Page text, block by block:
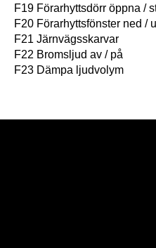
F19 Förarhyttsdörr öppna /
F20 Förarhyttsfönster ned /
F21 Järnvägsskarvar
F22 Bromsljud av / på
F23 Dämpa ljudvolym